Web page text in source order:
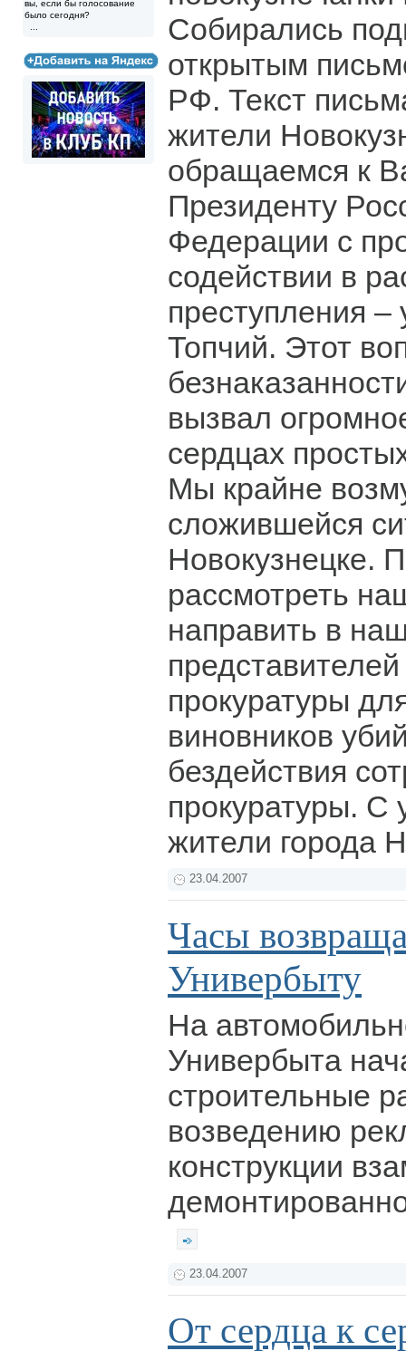
вы, если бы голосование
было сегодня?
Собирались
открытым
РФ. Текст
жители
обращаемся к
Президенту
Федерации с
содействии в
преступления
Топчий. Этот
вызвал
сердцах
Мы крайне
сложившейся
Новокузнецке.
рассмотреть
направить в
прокуратуры
виновников
бездействия
прокуратуры. С
жители города
23.04.2007
Часы
Универбыту
На
Универбыта
строительные
возведению
конструкции
23.04.2007
От сердца к